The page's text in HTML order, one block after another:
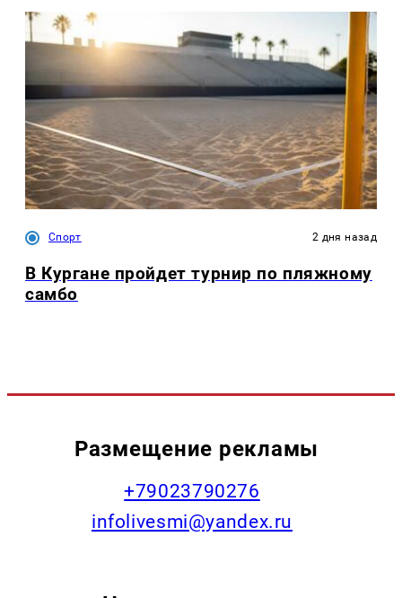
Спорт 2 дня назад
В Кургане пройдет турнир по пляжному
самбо
Размещение рекламы
+79023790276
infolivesmi@yandex.ru